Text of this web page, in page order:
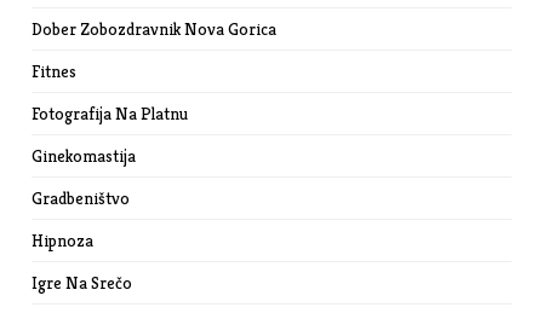
Dober Zobozdravnik Nova Gorica
Fitnes
Fotografija Na Platnu
Ginekomastija
Gradbeništvo
Hipnoza
Igre Na Srečo